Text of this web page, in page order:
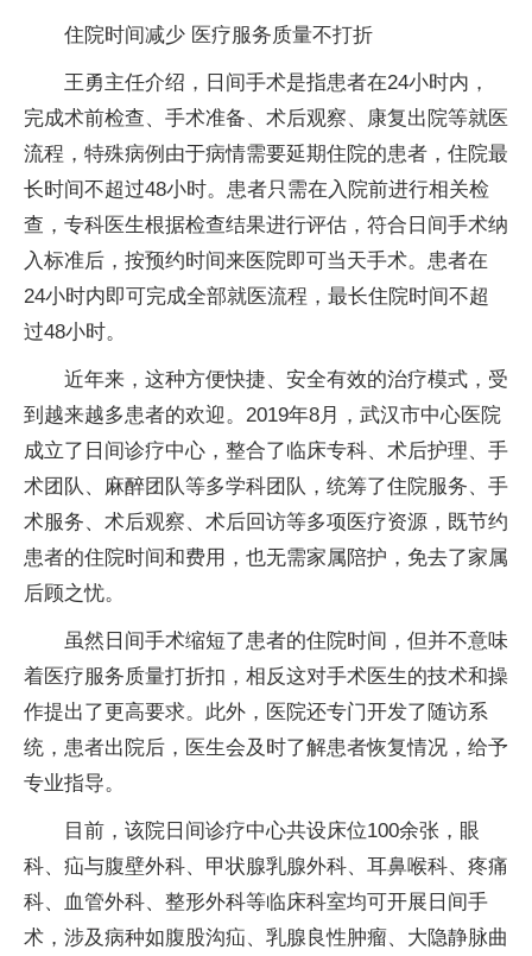
住院时间减少 医疗服务质量不打折
王勇主任介绍，日间手术是指患者在24小时内，
完成术前检查、手术准备、术后观察、康复出院等就医
流程，特殊病例由于病情需要延期住院的患者，住院最
长时间不超过48小时。患者只需在入院前进行相关检
查，专科医生根据检查结果进行评估，符合日间手术纳
入标准后，按预约时间来医院即可当天手术。患者在
24小时内即可完成全部就医流程，最长住院时间不超
过48小时。
近年来，这种方便快捷、安全有效的治疗模式，受
到越来越多患者的欢迎。2019年8月，武汉市中心医院
成立了日间诊疗中心，整合了临床专科、术后护理、手
术团队、麻醉团队等多学科团队，统筹了住院服务、手
术服务、术后观察、术后回访等多项医疗资源，既节约
患者的住院时间和费用，也无需家属陪护，免去了家属
后顾之忧。
虽然日间手术缩短了患者的住院时间，但并不意味
着医疗服务质量打折扣，相反这对手术医生的技术和操
作提出了更高要求。此外，医院还专门开发了随访系
统，患者出院后，医生会及时了解患者恢复情况，给予
专业指导。
目前，该院日间诊疗中心共设床位100余张，眼
科、疝与腹壁外科、甲状腺乳腺外科、耳鼻喉科、疼痛
科、血管外科、整形外科等临床科室均可开展日间手
术，涉及病种如腹股沟疝、乳腺良性肿瘤、大隐静脉曲